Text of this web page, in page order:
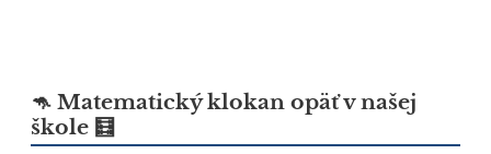
🦘 Matematický klokan opäť v našej
škole 🧮